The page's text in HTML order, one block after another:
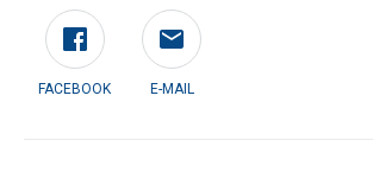
FACEBOOK E-MAIL